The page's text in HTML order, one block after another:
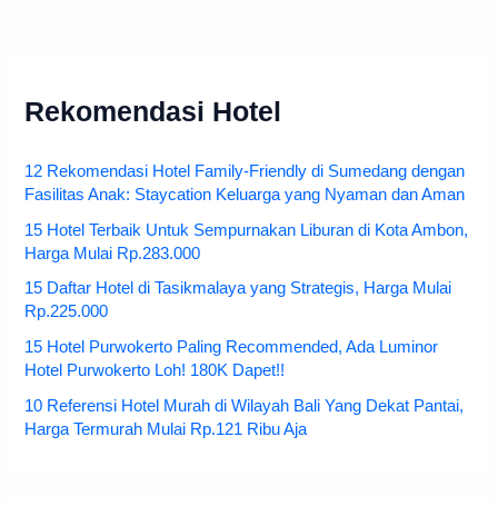
Rekomendasi Hotel
12 Rekomendasi Hotel Family-Friendly di Sumedang dengan
Fasilitas Anak: Staycation Keluarga yang Nyaman dan Aman
15 Hotel Terbaik Untuk Sempurnakan Liburan di Kota Ambon,
Harga Mulai Rp.283.000
15 Daftar Hotel di Tasikmalaya yang Strategis, Harga Mulai
Rp.225.000
15 Hotel Purwokerto Paling Recommended, Ada Luminor
Hotel Purwokerto Loh! 180K Dapet!!
10 Referensi Hotel Murah di Wilayah Bali Yang Dekat Pantai,
Harga Termurah Mulai Rp.121 Ribu Aja